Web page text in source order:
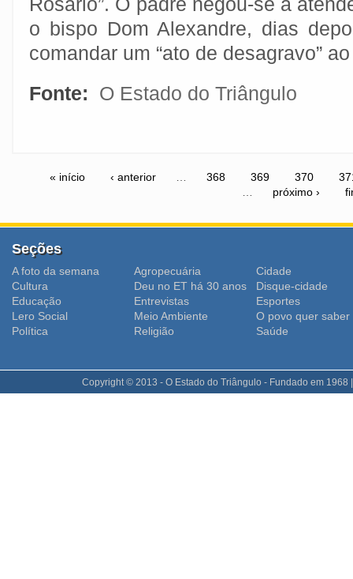
o bispo Dom Alexandre, dias
comandar um “ato de desagravo”
Fonte:
O Estado do Triângulo
« início ‹ anterior 368 369 370
próximo ›
Seções
A foto da semana Agropecuária
Cidade
Cultura
Deu no ET há 30 anos
Disque-cidade
Educação
Entrevistas
Esportes
Lero Social
Meio Ambiente
O povo quer saber
Polí­tica
Religião Saúde
Copyright © 2013 - O Estado do Triângulo - Fundado em